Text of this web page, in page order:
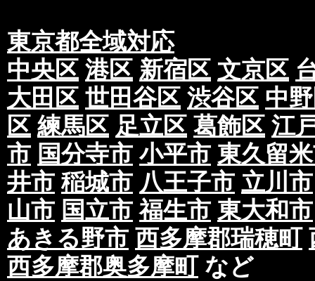
東京都全域対応
中央区 港区 新宿区 文京区
大田区 世田谷区 渋谷区 中
区 練馬区 足立区 葛飾区 江
市 国分寺市 小平市 東久留
井市 稲城市 八王子市 立川市
山市 国立市 福生市 東大和市
あきる野市 西多摩郡瑞穂町
西多摩郡奥多摩町など